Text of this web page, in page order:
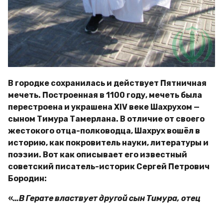
В городке сохранилась и действует Пятничная
мечеть. Построенная в 1100 году, мечеть была
перестроена и украшена ХIV веке Шахрухом —
сыном Тимура Тамерлана. В отличие от своего
жестокого отца-полководца, Шахрух вошёл в
историю, как покровитель науки, литературы и
поэзии. Вот как описывает его известный
советский писатель-историк Сергей Петрович
Бородин:
«…В Герате властвует другой сын Тимура, отец